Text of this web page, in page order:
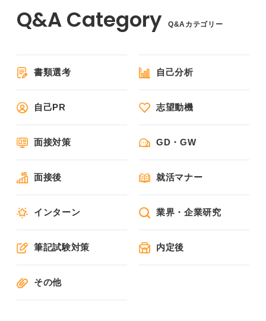
Q&Aカテゴリー
書類選考 自己分析
自己PR 志望動機
面接対策 GD・GW
面接後 就活マナー
インターン 業界・企業研究
筆記試験対策 内定後
その他